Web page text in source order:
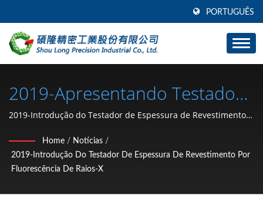
PORTUGUÊS
2019-Apresentando Testador
De Espessura De
Revestimento Por
Fluorescência De Raios-X /
2019-Introdução do Testador de Espessura de Revestimento
Estampagem de Hardware Automotivo (Anel de retenção tipo
C, arruela, porca de travamento, clipe, anel de pressão, pino)
Fabricante de Taiwan | SHOU LONG
Home / Notícias /
2019-Introdução Do Testador De Espessura De Revestimento Por
Fluorescência De Raios-X